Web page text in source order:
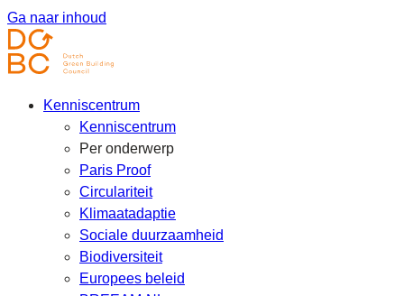
Ga naar inhoud
Kenniscentrum
Kenniscentrum
Per onderwerp
Paris Proof
Circulariteit
Klimaatadaptie
Sociale duurzaamheid
Biodiversiteit
Europees beleid